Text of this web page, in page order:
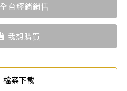
全台經銷銷售
我想購買
檔案下載